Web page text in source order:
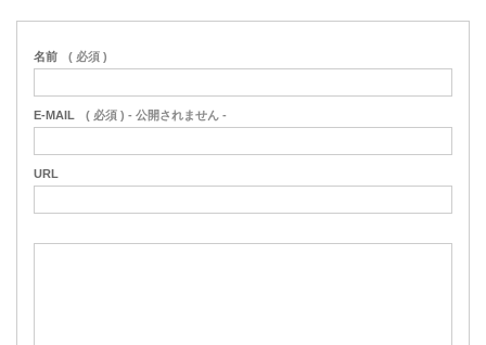
名前 ( 必須 )
E-MAIL ( 必須 ) - 公開されません -
URL